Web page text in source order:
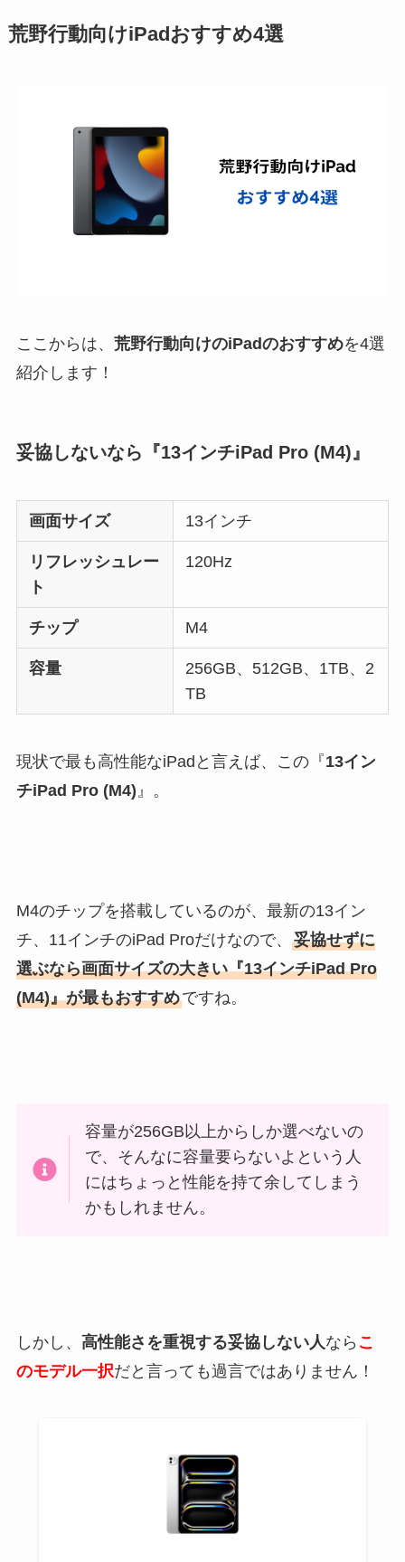
荒野行動向けiPadおすすめ4選
ここからは、 荒野行動向けのiPadのおすすめを4選
紹介します！
妥協しないなら『13インチiPad Pro (M4)』
画面サイズ 13インチ
リフレッシュレー
ト
120Hz
チップ M4
容量
256GB、512GB、1TB、2
TB
現状で最も高性能なiPadと言えば、この『13イン
チiPad Pro (M4)』。
M4のチップを搭載しているのが、最新の13イン
チ、11インチのiPad Proだけなので、 妥協せずに
選ぶなら画面サイズの大きい『13インチiPad Pro
(M4)』が最もおすすめですね。
容量が256GB以上からしか選べないの
で、そんなに容量要らないよという人
にはちょっと性能を持て余してしまう
かもしれません。
しかし、 高性能さを重視する妥協しない人 なら こ
のモデル一択だと言っても過言ではありません！